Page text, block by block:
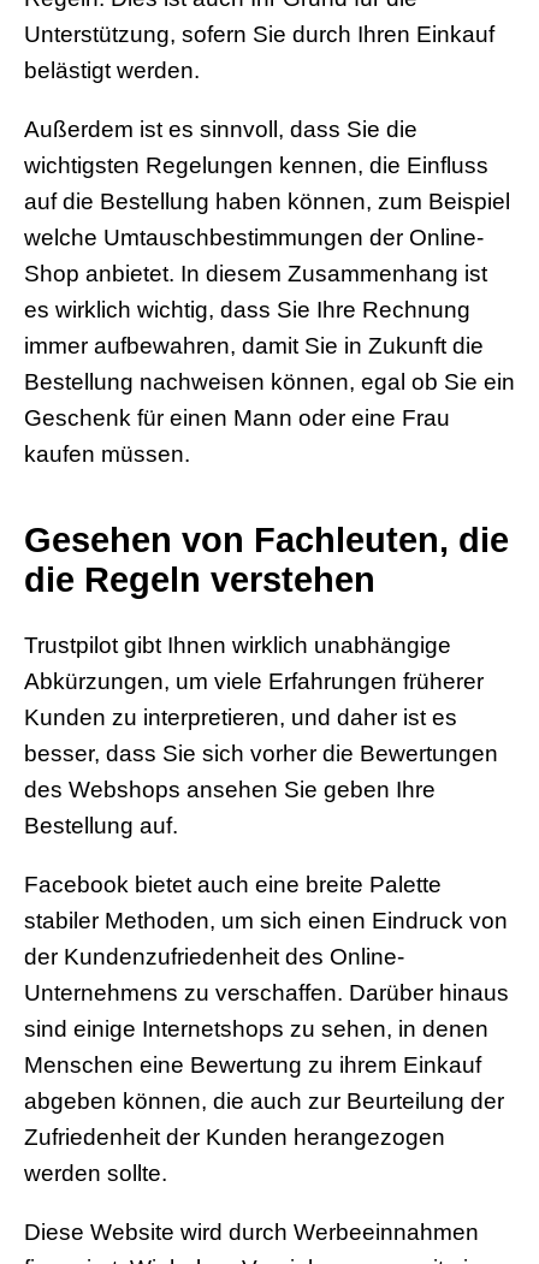
Unterstützung, sofern Sie durch Ihren Einkauf
belästigt werden.
Außerdem ist es sinnvoll, dass Sie die
wichtigsten Regelungen kennen, die Einfluss
auf die Bestellung haben können, zum Beispiel
welche Umtauschbestimmungen der Online-
Shop anbietet. In diesem Zusammenhang ist
es wirklich wichtig, dass Sie Ihre Rechnung
immer aufbewahren, damit Sie in Zukunft die
Bestellung nachweisen können, egal ob Sie ein
Geschenk für einen Mann oder eine Frau
kaufen müssen.
Gesehen von Fachleuten, die
die Regeln verstehen
Trustpilot gibt Ihnen wirklich unabhängige
Abkürzungen, um viele Erfahrungen früherer
Kunden zu interpretieren, und daher ist es
besser, dass Sie sich vorher die Bewertungen
des Webshops ansehen Sie geben Ihre
Bestellung auf.
Facebook bietet auch eine breite Palette
stabiler Methoden, um sich einen Eindruck von
der Kundenzufriedenheit des Online-
Unternehmens zu verschaffen. Darüber hinaus
sind einige Internetshops zu sehen, in denen
Menschen eine Bewertung zu ihrem Einkauf
abgeben können, die auch zur Beurteilung der
Zufriedenheit der Kunden herangezogen
werden sollte.
Diese Website wird durch Werbeeinnahmen